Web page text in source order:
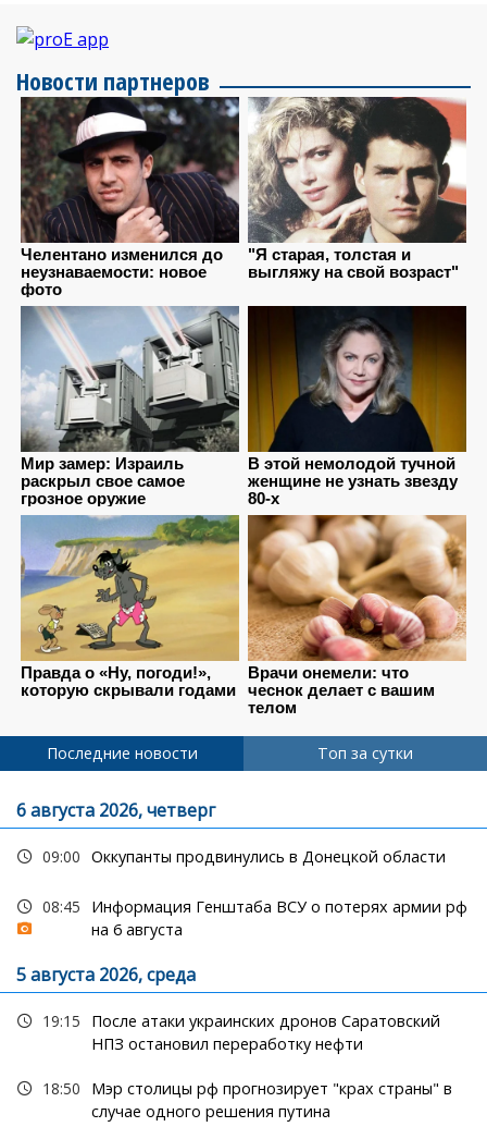
Новости партнеров
Последние новости Топ за сутки
6 августа 2026, четверг
09:00 Оккупанты продвинулись в Донецкой области
08:45
Информация Генштаба ВСУ о потерях армии рф
на 6 августа
5 августа 2026, среда
19:15
После атаки украинских дронов Саратовский
НПЗ остановил переработку нефти
18:50
Мэр столицы рф прогнозирует "крах страны" в
случае одного решения путина